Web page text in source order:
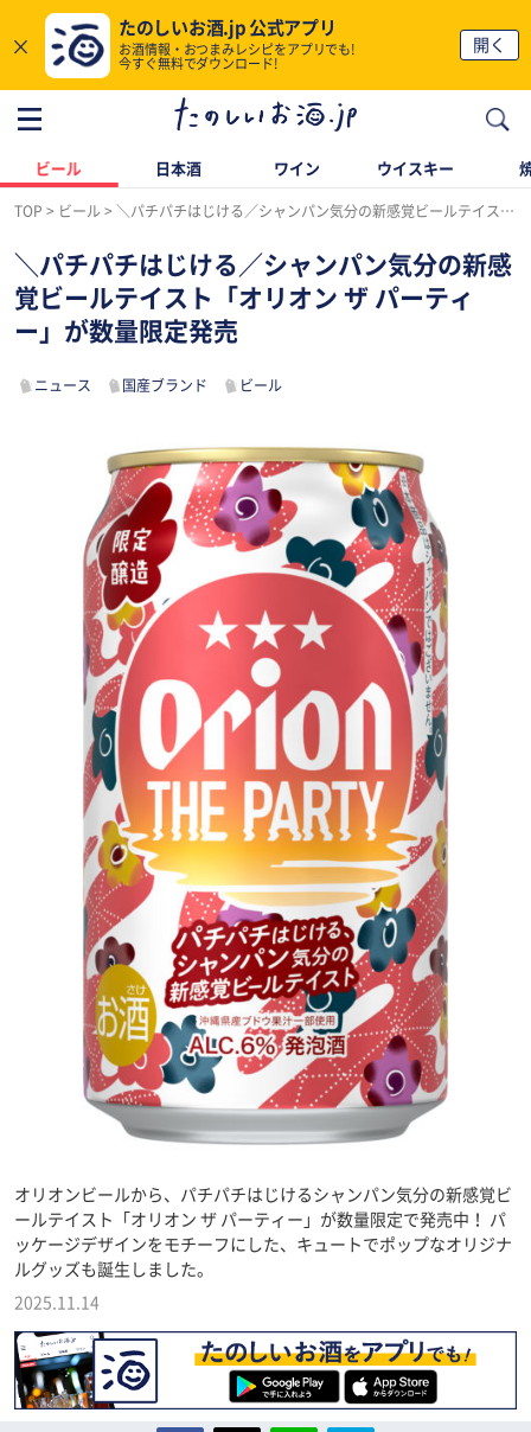
×
たのしいお酒.jp 公式アプリ
お酒情報・おつまみレシピをアプリでも!
今すぐ無料でダウンロード!
開く
ビール 日本酒 ワイン ウイスキー
TOP ビール ＼パチパチはじける／シャンパン気分の新感覚ビールテイスト「オリオン ザ パーティー」が数量限定発売
＼パチパチはじける／シャンパン気分の新感
覚ビールテイスト「オリオン ザ パーティ
ー」が数量限定発売
ニュース 国産ブランド ビール
オリオンビールから、パチパチはじけるシャンパン気分の新感覚ビ
ールテイスト「オリオン ザ パーティー」が数量限定で発売中！ パ
ッケージデザインをモチーフにした、キュートでポップなオリジナ
ルグッズも誕生しました。
2025.11.14